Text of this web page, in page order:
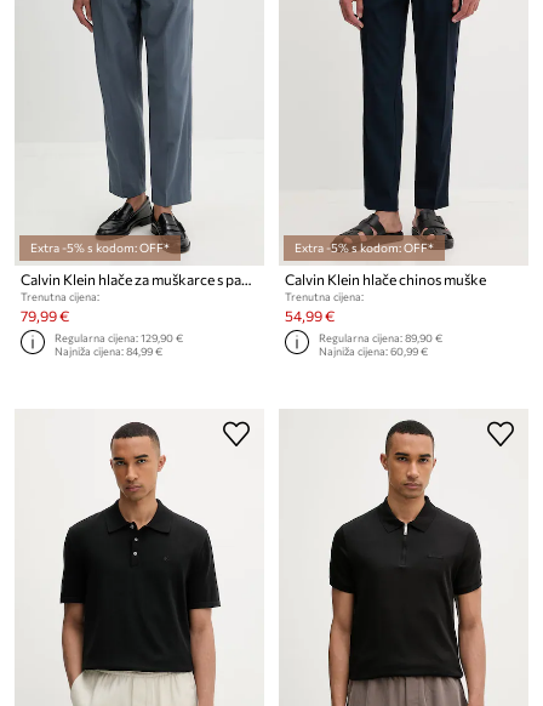
Extra -5% s kodom: OFF*
Calvin Klein hlače za muškarce s pamukom
Trenutna cijena:
79,99 €
Regularna cijena:129,90 €
Najniža cijena:84,99 €
Extra -5% s kodom: OFF*
Calvin Klein hlače chinos muške
Trenutna cijena:
54,99 €
Regularna cijena:89,90 €
Najniža cijena:60,99 €